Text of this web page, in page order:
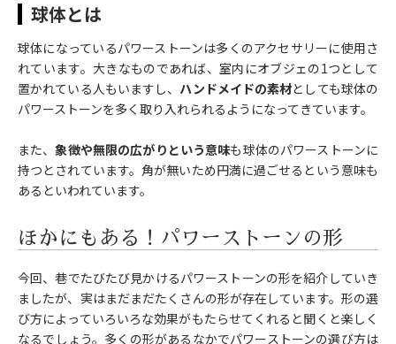
球体とは
球体になっているパワーストーンは多くのアクセサリーに使用さ
れています。大きなものであれば、室内にオブジェの1つとして
置かれている人もいますし、 ハンドメイドの素材としても球体の
パワーストーンを多く取り入れられるようになってきています。
また、象徴や無限の広がりという意味も球体のパワーストーンに
持つとされています。角が無いため円満に過ごせるという意味も
あるといわれています。
ほかにもある！パワーストーンの形
今回、巷でたびたび見かけるパワーストーンの形を紹介していき
ましたが、実はまだまだたくさんの形が存在しています。形の選
び方によっていろいろな効果がもたらせてくれると聞くと楽しく
なるでしょう。多くの形があるなかでパワーストーンの選び方は